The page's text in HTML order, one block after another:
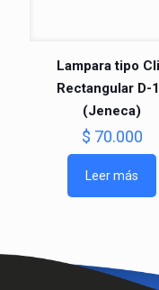
Lampara tipo
Rectangular D-
(Jeneca)
$ 70.000
Leer más